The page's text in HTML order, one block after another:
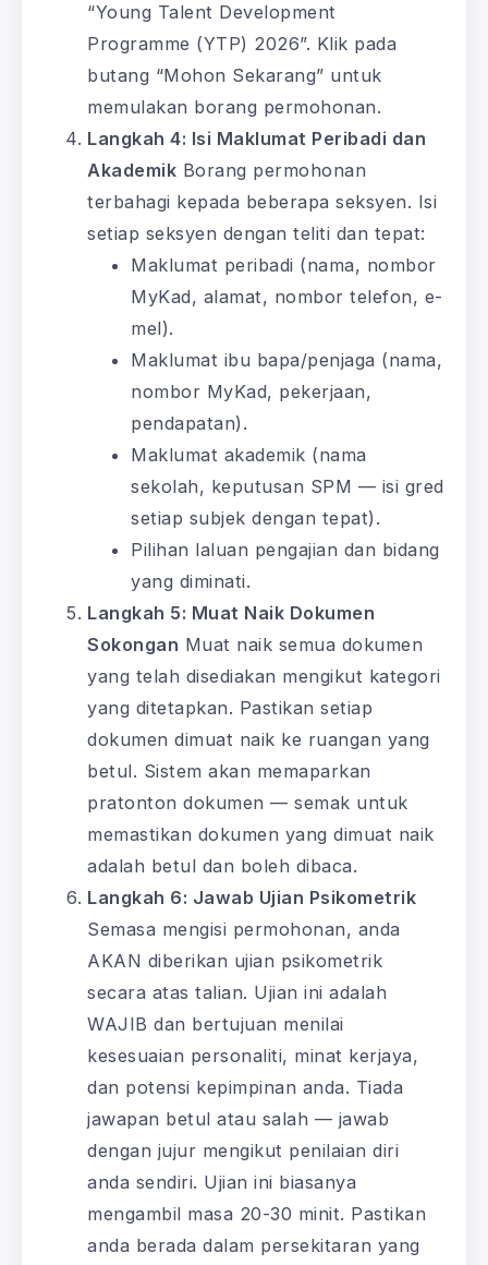
“Young Talent Development
Programme (YTP) 2026”. Klik pada
butang “Mohon Sekarang” untuk
memulakan borang permohonan.
Langkah 4: Isi Maklumat Peribadi dan
Akademik Borang permohonan
terbahagi kepada beberapa seksyen. Isi
setiap seksyen dengan teliti dan tepat:
Maklumat peribadi (nama, nombor
MyKad, alamat, nombor telefon, e-
mel).
Maklumat ibu bapa/penjaga (nama,
nombor MyKad, pekerjaan,
pendapatan).
Maklumat akademik (nama
sekolah, keputusan SPM — isi gred
setiap subjek dengan tepat).
Pilihan laluan pengajian dan bidang
yang diminati.
Langkah 5: Muat Naik Dokumen
Sokongan Muat naik semua dokumen
yang telah disediakan mengikut kategori
yang ditetapkan. Pastikan setiap
dokumen dimuat naik ke ruangan yang
betul. Sistem akan memaparkan
pratonton dokumen — semak untuk
memastikan dokumen yang dimuat naik
adalah betul dan boleh dibaca.
Langkah 6: Jawab Ujian Psikometrik
Semasa mengisi permohonan, anda
AKAN diberikan ujian psikometrik
secara atas talian. Ujian ini adalah
WAJIB dan bertujuan menilai
kesesuaian personaliti, minat kerjaya,
dan potensi kepimpinan anda. Tiada
jawapan betul atau salah — jawab
dengan jujur mengikut penilaian diri
anda sendiri. Ujian ini biasanya
mengambil masa 20-30 minit. Pastikan
anda berada dalam persekitaran yang